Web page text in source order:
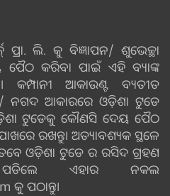
ଲି. କୁ ବିଜ୍ଞାପନ/ ଶୁଭେଚ୍ଛା
ପୈଠ କରିବା ପାଇଁ ଏହି ବ୍ୟାଙ୍କ
କମ୍ପାନୀ ଆକାଉଣ୍ଟ ବ୍ୟତୀତ
ନଗଦ ଆକାରରେ ଓଡ଼ିଶା ଟୁଡେ
ଟୁଡେକୁ କୌଣସି ଦେୟ ପୈଠ
ରଖନ୍ତୁ। ଅତ୍ୟାବଶ୍ୟକ ସ୍ଥଳେ
ଓଡ଼ିଶା ଟୁଡେ ର ରସିଦ ଗ୍ରହଣ
ଏହାର ନକଲ
କୁ ପଠାନ୍ତୁ।